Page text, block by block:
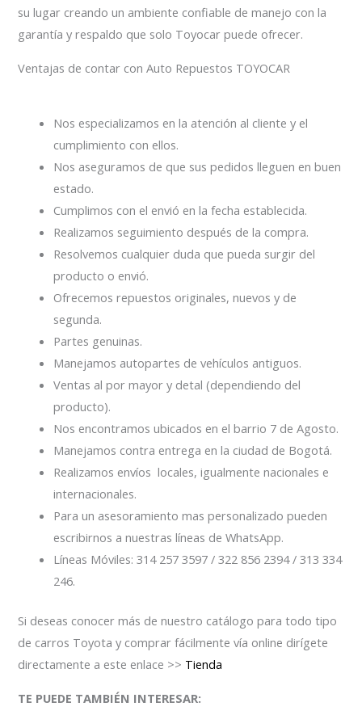
su lugar creando un ambiente confiable de manejo con la
garantía y respaldo que solo Toyocar puede ofrecer.
Ventajas de contar con Auto Repuestos TOYOCAR
Nos especializamos en la atención al cliente y el
cumplimiento con ellos.
Nos aseguramos de que sus pedidos lleguen en buen
estado.
Cumplimos con el envió en la fecha establecida.
Realizamos seguimiento después de la compra.
Resolvemos cualquier duda que pueda surgir del
producto o envió.
Ofrecemos repuestos originales, nuevos y de
segunda.
Partes genuinas.
Manejamos autopartes de vehículos antiguos.
Ventas al por mayor y detal (dependiendo del
producto).
Nos encontramos ubicados en el barrio 7 de Agosto.
Manejamos contra entrega en la ciudad de Bogotá.
Realizamos envíos locales, igualmente nacionales e
internacionales.
Para un asesoramiento mas personalizado pueden
escribirnos a nuestras líneas de WhatsApp.
Líneas Móviles: 314 257 3597 / 322 856 2394 / 313 334
246.
Si deseas conocer más de nuestro catálogo para todo tipo
de carros Toyota y comprar fácilmente vía online dirígete
directamente a este enlace >> Tienda
TE PUEDE TAMBIÉN INTERESAR: